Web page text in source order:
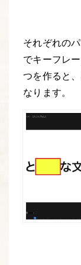
それぞれの
でキーフレ
つを作ると
なります。